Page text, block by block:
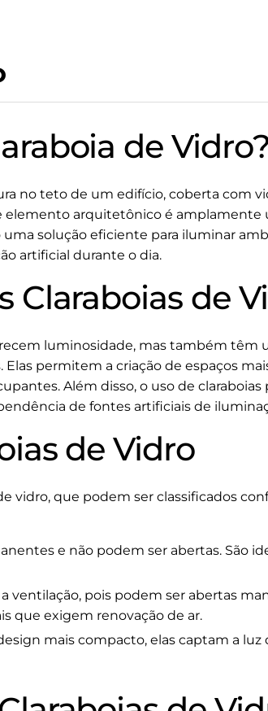
de
no teto de um edifício, coberta com
elemento arquitetônico é amplamente
uma solução eficiente para iluminar
artificial durante o dia.
Claraboias de
luminosidade, mas também
permitem a criação de espaços
Além disso, o uso de
de fontes artificiais de
de Vidro
vidro, que podem ser classificados
e não podem ser abertas. São
ventilação, pois podem ser abertas
que exigem renovação de ar.
mais compacto, elas captam a luz